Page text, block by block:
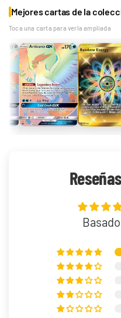
Mejores cartas de la
Toca una carta para verla ampliada